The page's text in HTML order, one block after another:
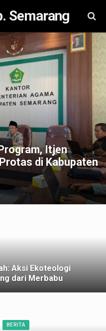
Semarang
Itjen
di Kabupaten
Aksi Ekoteologi
dari Merbabu
BERITA